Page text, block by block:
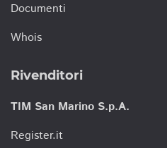
Documenti
Whois
Rivenditori
TIM San Marino S.p.A.
Register.it